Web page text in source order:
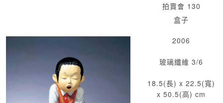
拍賣會 130
盒子
2006
玻璃纖維 3/6
18.5(長) x 22.5(寬)
x 50.5(高) cm